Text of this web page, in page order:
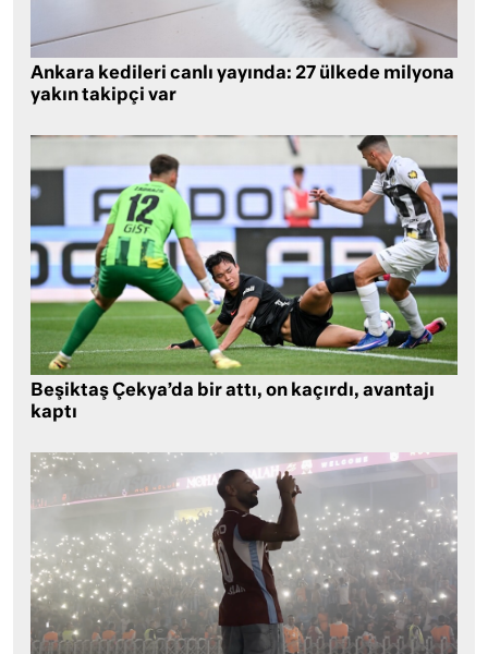
Ankara kedileri canlı yayında: 27 ülkede milyona
yakın takipçi var
Beşiktaş Çekya’da bir attı, on kaçırdı, avantajı
kaptı